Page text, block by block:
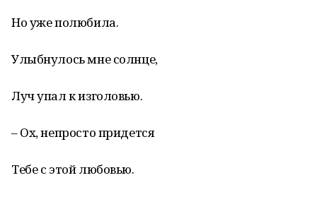
Но уже полюбила.
Улыбнулось мне солнце,
Луч упал к изголовью.
– Ох, непросто придется
Тебе с этой любовью.